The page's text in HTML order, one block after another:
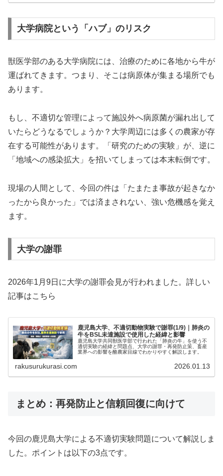
大学病院という「ハブ」のリスク
獣医学部のある大学病院には、治療のために各地から牛が
運ばれてきます。つまり、そこは病原体が集まる場所でも
あります。
もし、不適切な管理によって施設外へ病原菌が漏れ出して
いたらどうなるでしょうか？大学周辺には多くの農家が存
在する可能性があります。「研究のための実験」が、逆に
「地域への感染拡大」を招いてしまっては本末転倒です。
現場の人間として、今回の件は「たまたま事故が起きなか
ったから良かった」では済まされない、強い危機感を覚え
ます。
大学の謝罪
2026年1月9日に大学の謝罪会見が行われました。詳しい
記事はこちら
鹿児島大学、不適切動物実験で謝罪(1/9)｜肺炎の
牛をBSL未達施設で使用した経緯と影響
鹿児島大学共同獣医学部で行われた「肺炎の牛」を使う不
適切実験の経緯と問題点、大学の謝罪・再発防止策、畜産
業界への影響を酪農家目線でわかりやすく解説します。
rakusurukurasi.com 2026.01.13
まとめ：再発防止と信頼回復に向けて
今回の鹿児島大学による不適切実験問題について解説しま
した。ポイントは以下の3点です。